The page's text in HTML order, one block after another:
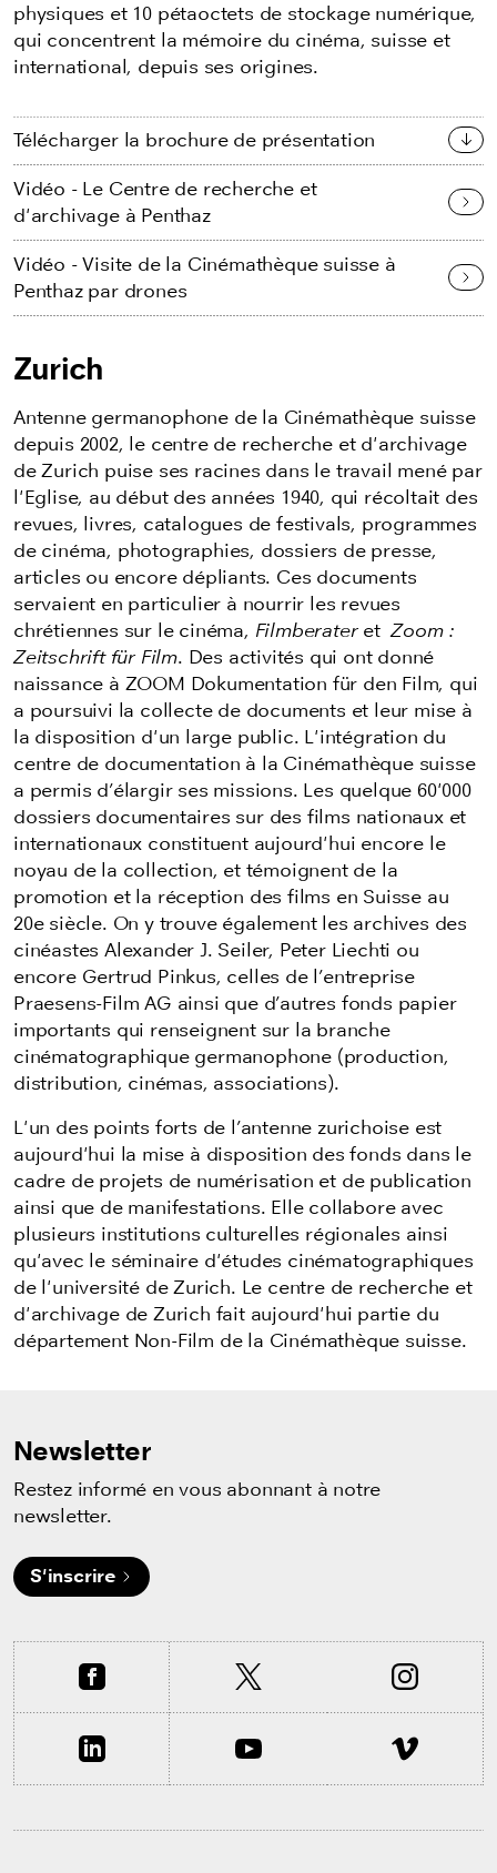
physiques et 10 pétaoctets de stockage numérique,
qui concentrent la mémoire du cinéma, suisse et
international, depuis ses origines.
Télécharger la brochure de présentation
Vidéo - Le Centre de recherche et
d'archivage à Penthaz
Vidéo - Visite de la Cinémathèque suisse à
Penthaz par drones
Zurich
Antenne germanophone de la Cinémathèque suisse
depuis 2002, le centre de recherche et d'archivage
de Zurich puise ses racines dans le travail mené par
l'Eglise, au début des années 1940, qui récoltait des
revues, livres, catalogues de festivals, programmes
de cinéma, photographies, dossiers de presse,
articles ou encore dépliants. Ces documents
servaient en particulier à nourrir les revues
chrétiennes sur le cinéma, Filmberater etZoom :
Zeitschrift für Film. Des activités qui ont donné
naissance à ZOOM Dokumentation für den Film, qui
a poursuivi la collecte de documents et leur mise à
la disposition d'un large public. L'intégration du
centre de documentation à la Cinémathèque suisse
a permis d’élargir ses missions. Les quelque 60'000
dossiers documentaires sur des films nationaux et
internationaux constituent aujourd'hui encore le
noyau de la collection, et témoignent de la
promotion et la réception des films en Suisse au
20e siècle. On y trouve également les archives des
cinéastes Alexander J. Seiler, Peter Liechti ou
encore Gertrud Pinkus, celles de l’entreprise
Praesens-Film AG ainsi que d’autres fonds papier
importants qui renseignent sur la branche
cinématographique germanophone (production,
distribution, cinémas, associations).
L'un des points forts de l’antenne zurichoise est
aujourd'hui la mise à disposition des fonds dans le
cadre de projets de numérisation et de publication
ainsi que de manifestations. Elle collabore avec
plusieurs institutions culturelles régionales ainsi
qu'avec le séminaire d'études cinématographiques
de l'université de Zurich. Le centre de recherche et
d'archivage de Zurich fait aujourd'hui partie du
département Non-Film de la Cinémathèque suisse.
Newsletter
Restez informé en vous abonnant à notre
newsletter.
S'inscrire